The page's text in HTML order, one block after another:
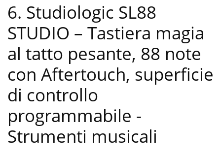
6. Studiologic SL88
STUDIO – Tastiera magia
al tatto pesante, 88 note
con Aftertouch, superficie
di controllo
programmabile -
Strumenti musicali